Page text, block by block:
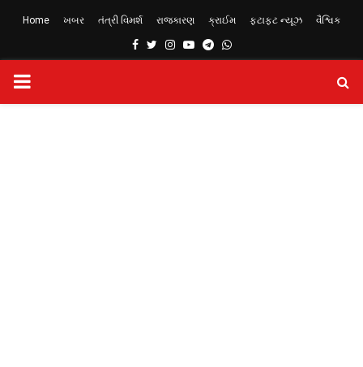
Home ખબર તંત્રી વિમર્શ રાજકારણ ક્રાઈમ ફટાફટ ન્યૂઝ વૈશ્વિક
Facebook
TwitterInstagram
YoutubeTelegram
Whatsapp
PRIMARY